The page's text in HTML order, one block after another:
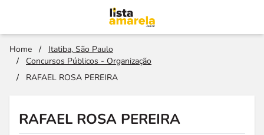
Home /
Itatiba, São Paulo
/
Concursos Públicos - Organização
/
RAFAEL ROSA PEREIRA
RAFAEL ROSA PEREIRA